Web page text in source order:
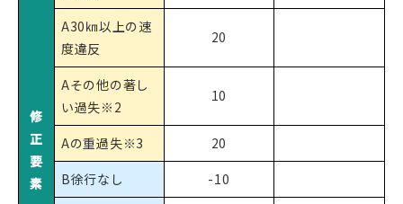
修
正
要
素
A30㎞以上の速
度違反
20
Aその他の著し
い過失※2
10
Aの重過失※3
20
B徐行なし
-10